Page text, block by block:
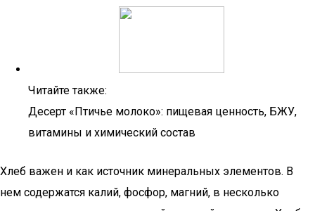
Читайте также:
Десерт «Птичье молоко»: пищевая ценность, БЖУ,
витамины и химический состав
Хлеб важен и как источник минеральных элементов. В
нем содержатся калий, фосфор, магний, в несколько